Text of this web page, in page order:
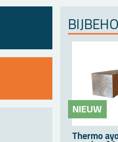
NIEUW
Ther­mo